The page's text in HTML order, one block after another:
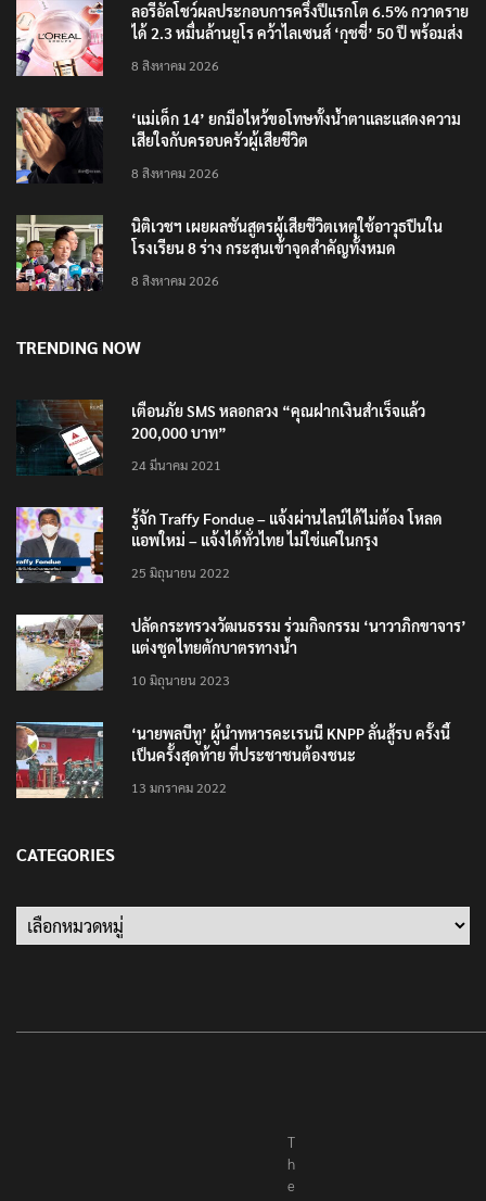
ลอรีอัลโชว์ผลประกอบการครึ่งปีแรกโต 6.5% กวาดราย
ได้ 2.3 หมื่นล้านยูโร คว้าไลเซนส์ ‘กุชชี่’ 50 ปี พร้อมส่ง
8 สิงหาคม 2026
‘แม่เด็ก 14’ ยกมือไหว้ขอโทษทั้งน้ำตาและแสดงความ
เสียใจกับครอบครัวผู้เสียชีวิต
8 สิงหาคม 2026
นิติเวชฯ เผยผลชันสูตรผู้เสียชีวิตเหตุใช้อาวุธปืนใน
โรงเรียน 8 ร่าง กระสุนเข้าจุดสำคัญทั้งหมด
8 สิงหาคม 2026
TRENDING NOW
เตือนภัย SMS หลอกลวง “คุณฝากเงินสำเร็จแล้ว
200,000 บาท”
24 มีนาคม 2021
รู้จัก Traffy Fondue – แจ้งผ่านไลน์ได้ไม่ต้อง โหลด
แอพใหม่ – แจ้งได้ทั่วไทย ไม่ใช่แค่ในกรุง
25 มิถุนายน 2022
ปลัดกระทรวงวัฒนธรรม ร่วมกิจกรรม ‘นาวาภิกขาจาร’
แต่งชุดไทยตักบาตรทางน้ำ
10 มิถุนายน 2023
‘นายพลบีทู’ ผู้นำทหารคะเรนนี KNPP ลั่นสู้รบ ครั้งนี้
เป็นครั้งสุดท้าย ที่ประชาชนต้องชนะ
13 มกราคม 2022
CATEGORIES
Categories
T
h
e